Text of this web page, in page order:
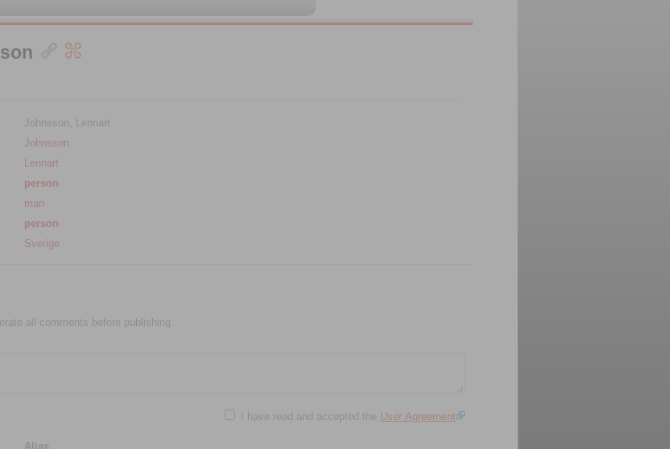
Johnsson, Lennart
Johnsson
Lennart
person
man
person
Sverige
all comments before publishing.
I have read and accepted the User Agreement
Alias